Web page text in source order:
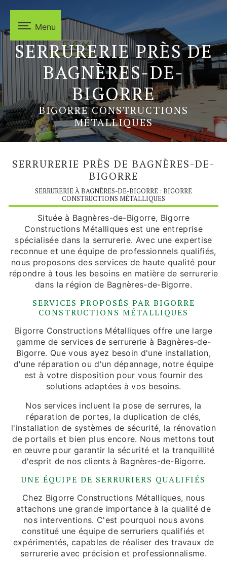
Menu
SERRURERIE PRÈS DE
BAGNÈRES-DE-
BIGORRE
BIGORRE CONSTRUCTIONS
MÉTALLIQUES
SERRURERIE PRÈS DE BAGNÈRES-DE-
BIGORRE
SERRURERIE À BAGNÈRES-DE-BIGORRE : BIGORRE
CONSTRUCTIONS MÉTALLIQUES
Située à Bagnères-de-Bigorre, Bigorre
Constructions Métalliques est une entreprise
spécialisée dans la serrurerie. Avec une expertise
reconnue et une équipe de professionnels qualifiés,
nous proposons des services de haute qualité pour
répondre à tous les besoins en matière de serrurerie
dans la région de Bagnères-de-Bigorre.
SERVICES PROPOSÉS PAR BIGORRE
CONSTRUCTIONS MÉTALLIQUES
Bigorre Constructions Métalliques offre une large
gamme de services de serrurerie à Bagnères-de-
Bigorre. Que vous ayez besoin d'une installation,
d'une réparation ou d'un dépannage, notre équipe
est à votre disposition pour vous fournir des
solutions adaptées à vos besoins.
Nos services incluent la pose de serrures, la
réparation de portes, la duplication de clés,
l'installation de systèmes de sécurité, la rénovation
de portails et bien plus encore. Nous mettons tout
en œuvre pour garantir la sécurité et la tranquillité
d'esprit de nos clients à Bagnères-de-Bigorre.
UNE ÉQUIPE DE SERRURIERS QUALIFIÉS
Chez Bigorre Constructions Métalliques, nous
attachons une grande importance à la qualité de
nos interventions. C'est pourquoi nous avons
constitué une équipe de serruriers qualifiés et
expérimentés, capables de réaliser des travaux de
serrurerie avec précision et professionnalisme.